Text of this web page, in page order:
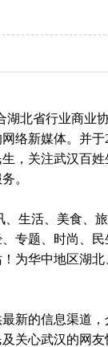
湖北省行业商业
络新媒体。并于
，关注武汉百姓
。
生活 美食
专题、时尚
为华中地区湖北
新的信息渠道，
关心武汉的网